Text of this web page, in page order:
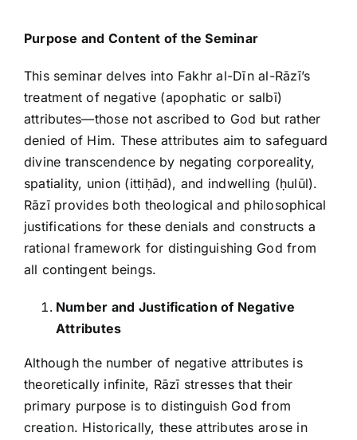
Purpose and Content of the Seminar
This seminar delves into Fakhr al-Dīn al-Rāzī’s
treatment of negative (apophatic or salbī)
attributes—those not ascribed to God but rather
denied of Him. These attributes aim to safeguard
divine transcendence by negating corporeality,
spatiality, union (ittiḥād), and indwelling (ḥulūl).
Rāzī provides both theological and philosophical
justifications for these denials and constructs a
rational framework for distinguishing God from
all contingent beings.
Number and Justification of Negative
Attributes
Although the number of negative attributes is
theoretically infinite, Rāzī stresses that their
primary purpose is to distinguish God from
creation. Historically, these attributes arose in